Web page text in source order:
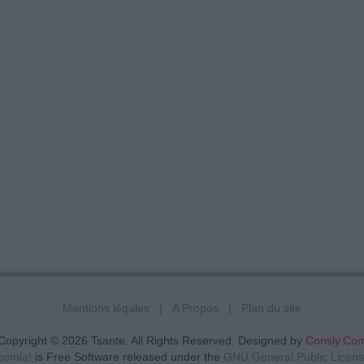
Mentions légales A Propos Plan du site
© 2026 Tsante. All Rights Reserved. Designed by
is Free Software released under the GNU General Public